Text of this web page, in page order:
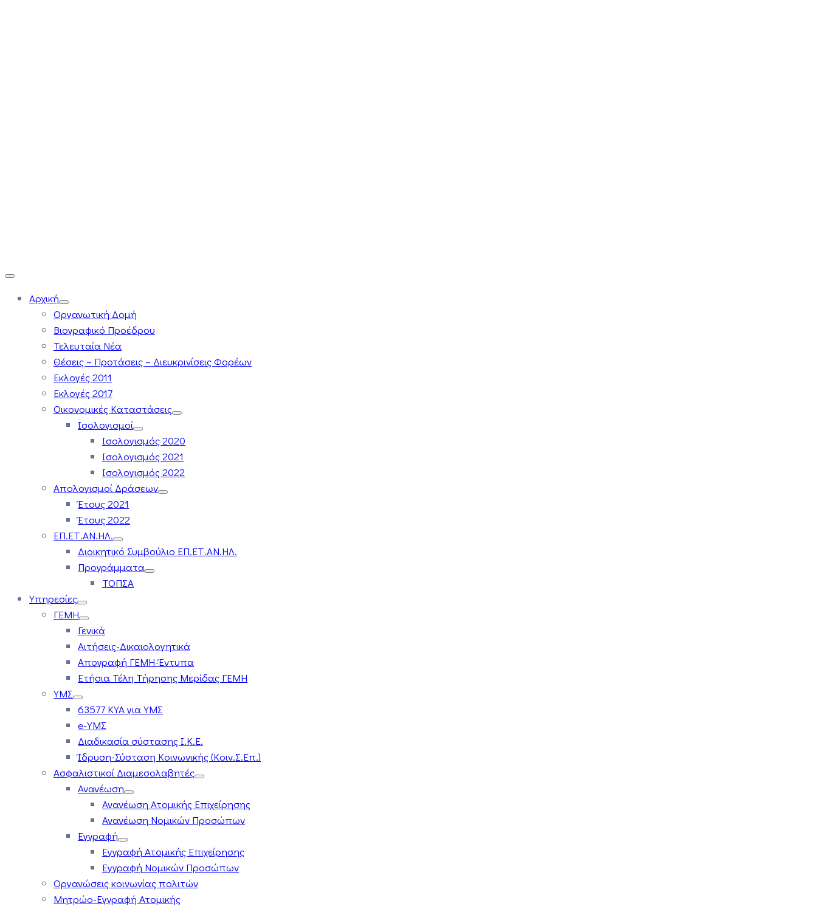
Αρχική
Οργανωτική Δομή
Βιογραφικό Προέδρου
Τελευταία Νέα
Θέσεις – Προτάσεις – Διευκρινίσεις Φορέων
Εκλογές 2011
Εκλογές 2017
Οικονομικές Καταστάσεις
Ισολογισμοί
Ισολογισμός 2020
Ισολογισμός 2021
Ισολογισμός 2022
Απολογισμοί Δράσεων
Έτους 2021
Έτους 2022
ΕΠ.ΕΤ.ΑΝ.ΗΛ.
Διοικητικό Συμβούλιο ΕΠ.ΕΤ.ΑΝ.ΗΛ.
Προγράμματα
ΤΟΠΣΑ
Υπηρεσίες
ΓΕΜΗ
Γενικά
Αιτήσεις-Δικαιολογητικά
Απογραφή ΓΕΜΗ-Έντυπα
Ετήσια Τέλη Τήρησης Μερίδας ΓΕΜΗ
ΥΜΣ
63577 ΚΥΑ για ΥΜΣ
e-ΥΜΣ
Διαδικασία σύστασης Ι.Κ.Ε.
Ίδρυση-Σύσταση Κοινωνικής (Κοιν.Σ.Επ.)
Ασφαλιστικοί Διαμεσολαβητές
Ανανέωση
Ανανέωση Ατομικής Επιχείρησης
Ανανέωση Νομικών Προσώπων
Εγγραφή
Εγγραφή Ατομικής Επιχείρησης
Εγγραφή Νομικών Προσώπων
Οργανώσεις κοινωνίας πολιτών
Μητρώο-Εγγραφή Ατομικής